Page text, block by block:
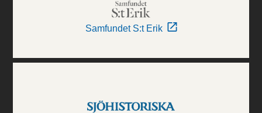
Samfundet S:t Erik